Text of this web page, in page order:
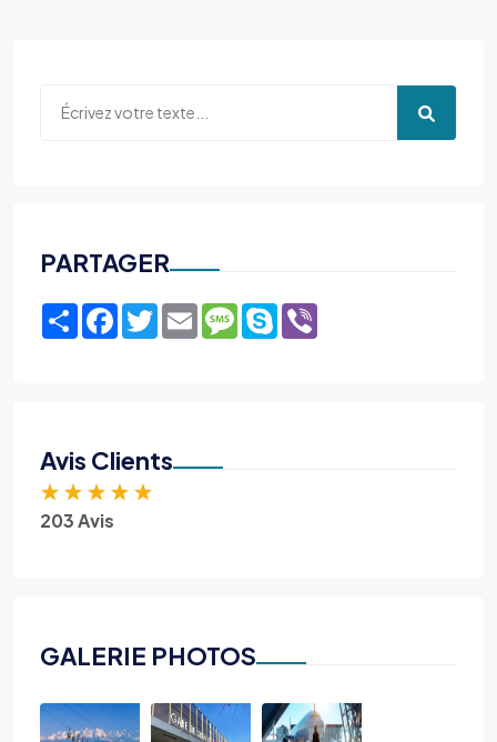
PARTAGER
ShareFacebook
TwitterEmailMessage
Skype
Avis Clients
★ ★ ★ ★ ★
203 Avis
GALERIE PHOTOS